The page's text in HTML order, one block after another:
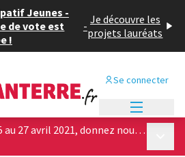
Jeunes -
de vote est
!
- Je découvre les
projets lauréats
Se connecter
Cité des Potagers : du 15 au 27 avril 2021, donnez nous votre avis sur les 4 projets architecturaux !